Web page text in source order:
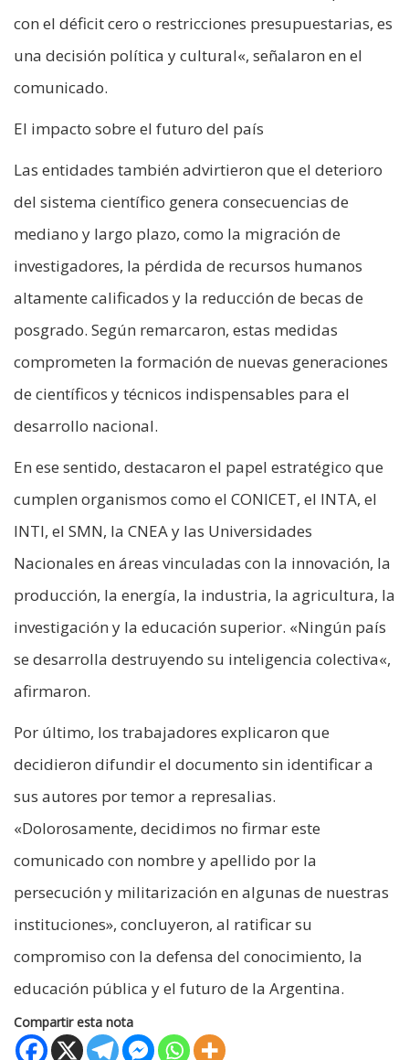
con el déficit cero o restricciones presupuestarias, es
una decisión política y cultural«, señalaron en el
comunicado.
El impacto sobre el futuro del país
Las entidades también advirtieron que el deterioro
del sistema científico genera consecuencias de
mediano y largo plazo, como la migración de
investigadores, la pérdida de recursos humanos
altamente calificados y la reducción de becas de
posgrado. Según remarcaron, estas medidas
comprometen la formación de nuevas generaciones
de científicos y técnicos indispensables para el
desarrollo nacional.
En ese sentido, destacaron el papel estratégico que
cumplen organismos como el CONICET, el INTA, el
INTI, el SMN, la CNEA y las Universidades
Nacionales en áreas vinculadas con la innovación, la
producción, la energía, la industria, la agricultura, la
investigación y la educación superior. «Ningún país
se desarrolla destruyendo su inteligencia colectiva«,
afirmaron.
Por último, los trabajadores explicaron que
decidieron difundir el documento sin identificar a
sus autores por temor a represalias.
«Dolorosamente, decidimos no firmar este
comunicado con nombre y apellido por la
persecución y militarización en algunas de nuestras
instituciones», concluyeron, al ratificar su
compromiso con la defensa del conocimiento, la
educación pública y el futuro de la Argentina.
Compartir esta nota